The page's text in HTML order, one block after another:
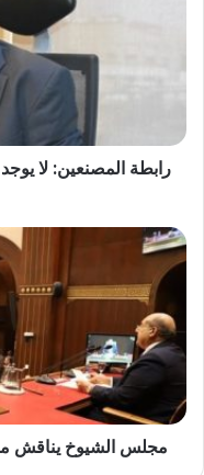
ا
ص
ن
:
و
د
م
رابطة المصنعين: لا
م
ج
ل
ي
و
مجلس الشيوخ يناقش